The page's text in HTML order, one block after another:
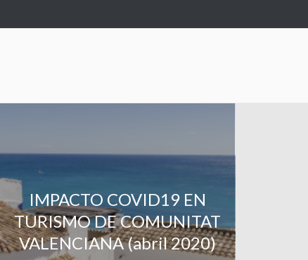
IMPACTO COVID19 EN
TURISMO DE COMUNITAT
VALENCIANA (abril 2020)